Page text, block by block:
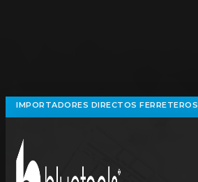
IMPORTADORES DIRECTOS FERRETEROS